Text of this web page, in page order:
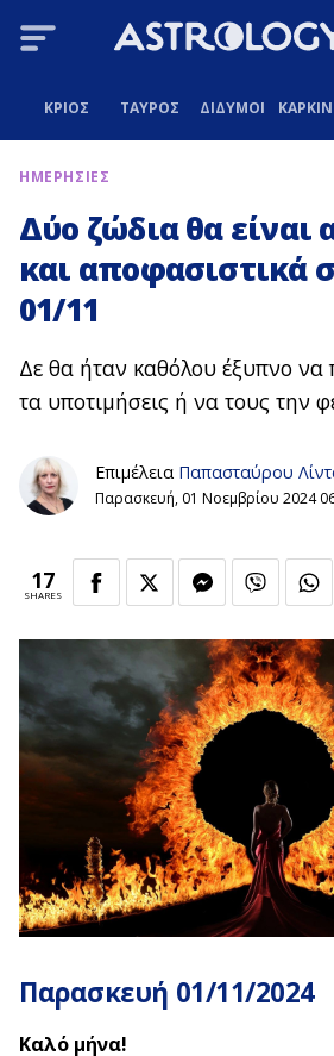
ΚΡΙΟΣ ΤΑΥΡΟΣ ΔΙΔΥΜΟΙ
ΗΜΕΡΗΣΙΕΣ
Δύο ζώδια θα είναι
και αποφασιστικά
01/11
Δε θα ήταν καθόλου έξυπνο να
τα υποτιμήσεις ή να τους την
Επιμέλεια Παπασταύρου
Παρασκευή, 01 Νοεμβρίου 2024
17
SHARES
Παρασκευή 01/11/2024
Καλό μήνα!